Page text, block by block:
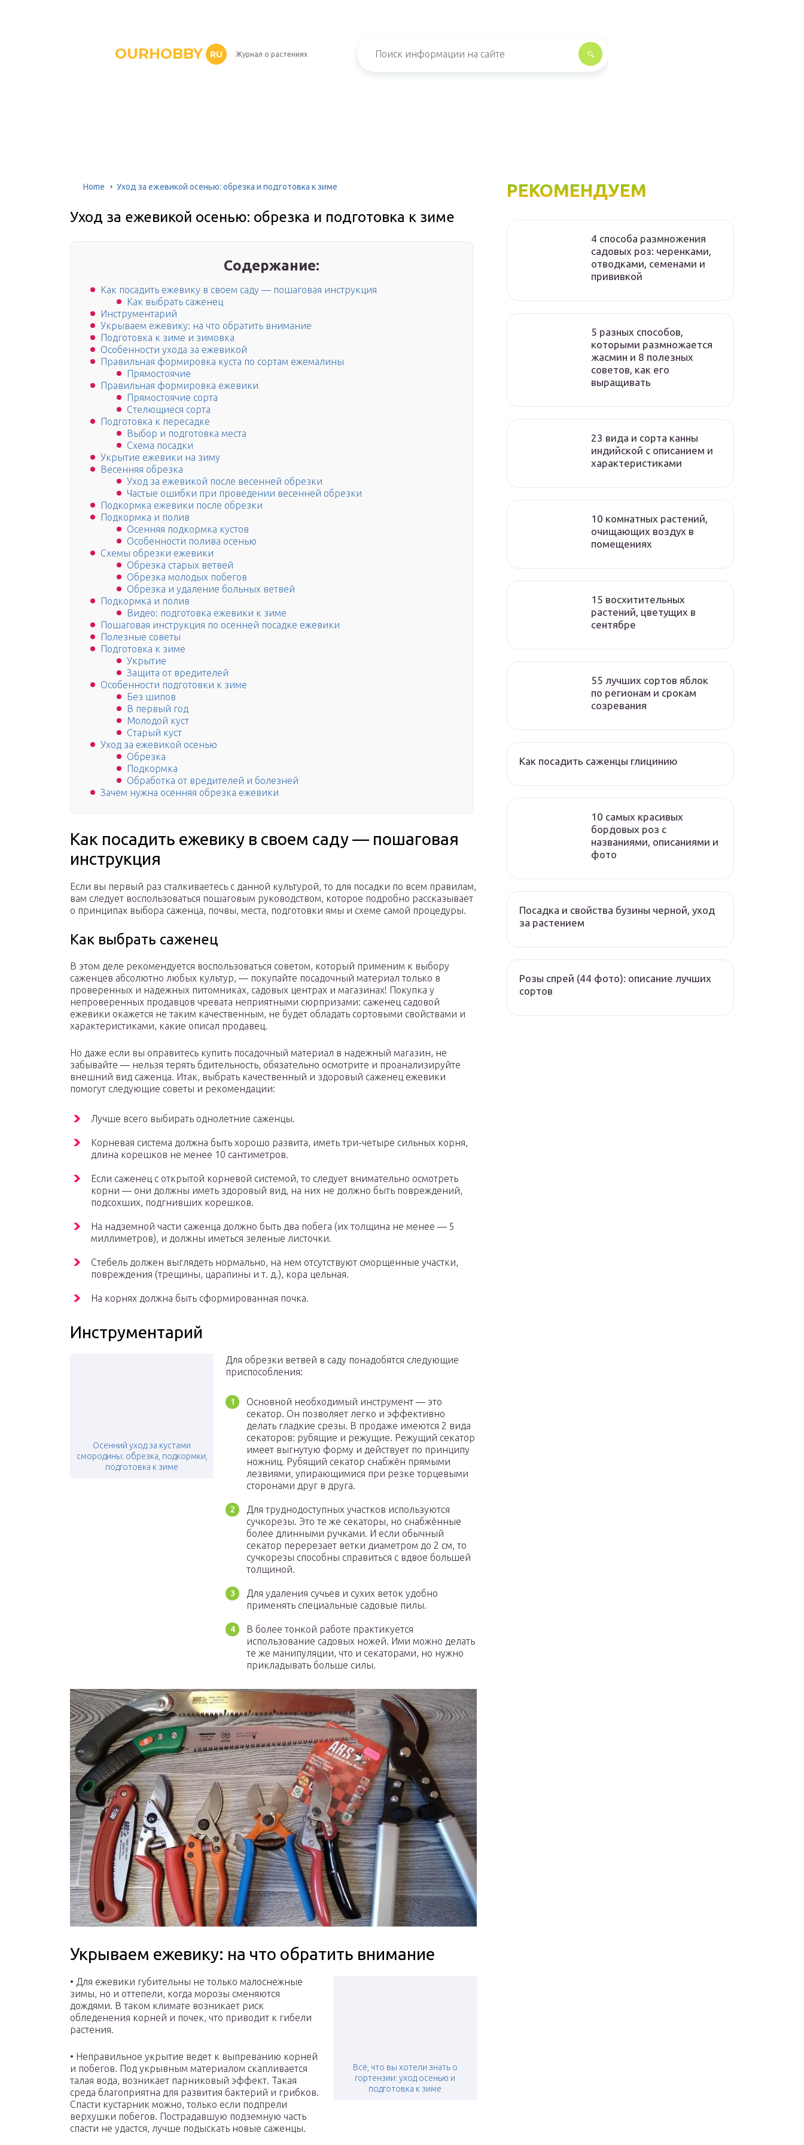
OURHOBBY RU Журнал о растениях
Home Уход за ежевикой осенью: обрезка и подготовка к зиме
Уход за ежевикой осенью: обрезка и подготовка к зиме
Содержание:
Как посадить ежевику в своем саду — пошаговая инструкция
Как выбрать саженец
Инструментарий
Укрываем ежевику: на что обратить внимание
Подготовка к зиме и зимовка
Особенности ухода за ежевикой
Правильная формировка куста по сортам ежемалины
Прямостоячие
Правильная формировка ежевики
Прямостоячие сорта
Стелющиеся сорта
Подготовка к пересадке
Выбор и подготовка места
Схема посадки
Укрытие ежевики на зиму
Весенняя обрезка
Уход за ежевикой после весенней обрезки
Частые ошибки при проведении весенней обрезки
Подкормка ежевики после обрезки
Подкормка и полив
Осенняя подкормка кустов
Особенности полива осенью
Схемы обрезки ежевики
Обрезка старых ветвей
Обрезка молодых побегов
Обрезка и удаление больных ветвей
Подкормка и полив
Видео: подготовка ежевики к зиме
Пошаговая инструкция по осенней посадке ежевики
Полезные советы
Подготовка к зиме
Укрытие
Защита от вредителей
Особенности подготовки к зиме
Без шипов
В первый год
Молодой куст
Старый куст
Уход за ежевикой осенью
Обрезка
Подкормка
Обработка от вредителей и болезней
Зачем нужна осенняя обрезка ежевики
Как посадить ежевику в своем саду — пошаговая
инструкция
Если вы первый раз сталкиваетесь с данной культурой, то для посадки по всем правилам,
вам следует воспользоваться пошаговым руководством, которое подробно рассказывает
о принципах выбора саженца, почвы, места, подготовки ямы и схеме самой процедуры.
Как выбрать саженец
В этом деле рекомендуется воспользоваться советом, который применим к выбору
саженцев абсолютно любых культур, — покупайте посадочный материал только в
проверенных и надежных питомниках, садовых центрах и магазинах! Покупка у
непроверенных продавцов чревата неприятными сюрпризами: саженец садовой
ежевики окажется не таким качественным, не будет обладать сортовыми свойствами и
характеристиками, какие описал продавец.
Но даже если вы оправитесь купить посадочный материал в надежный магазин, не
забывайте — нельзя терять бдительность, обязательно осмотрите и проанализируйте
внешний вид саженца. Итак, выбрать качественный и здоровый саженец ежевики
помогут следующие советы и рекомендации:
Лучше всего выбирать однолетние саженцы.
Корневая система должна быть хорошо развита, иметь три-четыре сильных корня,
длина корешков не менее 10 сантиметров.
Если саженец с открытой корневой системой, то следует внимательно осмотреть
корни — они должны иметь здоровый вид, на них не должно быть повреждений,
подсохших, подгнивших корешков.
На надземной части саженца должно быть два побега (их толщина не менее — 5
миллиметров), и должны иметься зеленые листочки.
Стебель должен выглядеть нормально, на нем отсутствуют сморщенные участки,
повреждения (трещины, царапины и т. д.), кора цельная.
На корнях должна быть сформированная почка.
Инструментарий
Осенний уход за кустами
смородины: обрезка, подкормки,
подготовка к зиме
Для обрезки ветвей в саду понадобятся следующие
приспособления:
Основной необходимый инструмент — это
секатор. Он позволяет легко и эффективно
делать гладкие срезы. В продаже имеются 2 вида
секаторов: рубящие и режущие. Режущий секатор
имеет выгнутую форму и действует по принципу
ножниц. Рубящий секатор снабжён прямыми
лезвиями, упирающимися при резке торцевыми
сторонами друг в друга.
Для труднодоступных участков используются
сучкорезы. Это те же секаторы, но снабжённые
более длинными ручками. И если обычный
секатор перерезает ветки диаметром до 2 см, то
сучкорезы способны справиться с вдвое большей
толщиной.
Для удаления сучьев и сухих веток удобно
применять специальные садовые пилы.
В более тонкой работе практикуется
использование садовых ножей. Ими можно делать
те же манипуляции, что и секаторами, но нужно
прикладывать больше силы.
Укрываем ежевику: на что обратить внимание
Всё, что вы хотели знать о
гортензии: уход осенью и
подготовка к зиме
• Для ежевики губительны не только малоснежные
зимы, но и оттепели, когда морозы сменяются
дождями. В таком климате возникает риск
обледенения корней и почек, что приводит к гибели
растения.
• Неправильное укрытие ведет к выпреванию корней
и побегов. Под укрывным материалом скапливается
талая вода, возникает парниковый эффект. Такая
среда благоприятна для развития бактерий и грибков.
Спасти кустарник можно, только если подпрели
верхушки побегов. Пострадавшую подземную часть
спасти не удастся, лучше подыскать новые саженцы.
РЕКОМЕНДУЕМ
4 способа размножения
садовых роз: черенками,
отводками, семенами и
прививкой
5 разных способов,
которыми размножается
жасмин и 8 полезных
советов, как его
выращивать
23 вида и сорта канны
индийской с описанием и
характеристиками
10 комнатных растений,
очищающих воздух в
помещениях
15 восхитительных
растений, цветущих в
сентябре
55 лучших сортов яблок
по регионам и срокам
созревания
Как посадить саженцы глицинию
10 самых красивых
бордовых роз с
названиями, описаниями и
фото
Посадка и свойства бузины черной, уход
за растением
Розы спрей (44 фото): описание лучших
сортов